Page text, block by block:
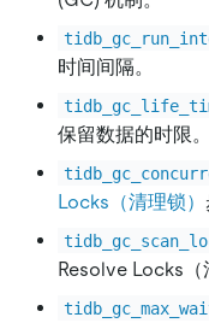
时间间隔。
保留数据的时限。
Locks（清理锁）
Resolve Locks（